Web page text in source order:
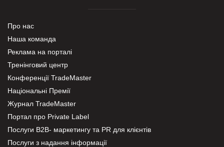
Про нас
Наша команда
Реклама на порталі
Тренінговий центр
Конференції TradeMaster
Національні Премії
Журнал TradeMaster
Портал про Private Label
Послуги В2В- маркетингу та PR для клієнтів
Послуги з надання інформації